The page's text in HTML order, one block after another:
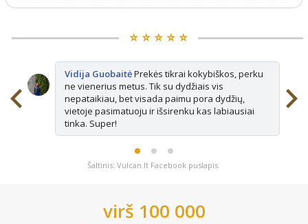
⭐️ ⭐️ ⭐️ ⭐️ ⭐️
Vidija GuobaitėPrekės tikrai kokybiškos, perku
ne vienerius metus. Tik su dydžiais vis
nepataikiau, bet visada paimu pora dydžių,
vietoje pasimatuoju ir išsirenku kas labiausiai
tinka. Super!
Šaltinis: Vulcan.lt Facebook puslapis
virš 100 000